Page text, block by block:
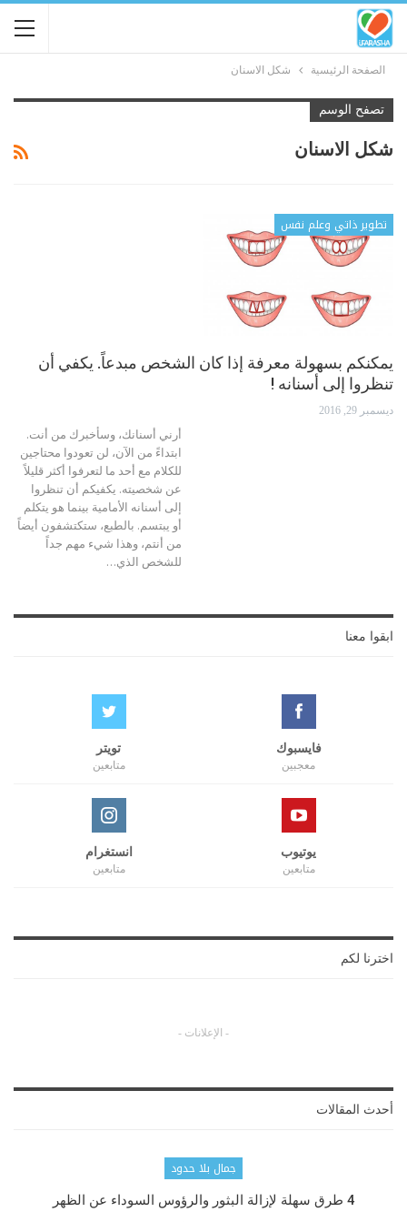
الصفحة الرئيسية شكل الاسنان
تصفح الوسم
شكل الاسنان
تطوير ذاتي وعلم نفس
يمكنكم بسهولة معرفة إذا كان الشخص مبدعاً. يكفي أن
تنظروا إلى أسنانه !
ديسمبر 29, 2016
أرني أسنانك، وسأخبرك من أنت.
ابتداءً من الآن، لن تعودوا محتاجين
للكلام مع أحد ما لتعرفوا أكثر قليلاً
عن شخصيته. يكفيكم أن تنظروا
إلى أسنانه الأمامية بينما هو يتكلم
أو يبتسم. بالطبع، ستكتشفون أيضاً
من أنتم، وهذا شيء مهم جداً
للشخص الذي…
ابقوا معنا
فايسبوك
معجبين
تويتر
متابعين
يوتيوب
متابعين
انستغرام
متابعين
اخترنا لكم
- الإعلانات -
أحدث المقالات
جمال بلا حدود
4 طرق سهلة لإزالة البثور والرؤوس السوداء عن الظهر